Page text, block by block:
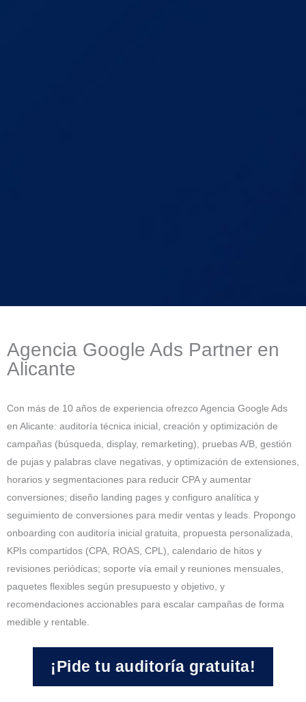
Agencia Google Ads Partner en
Alicante
Con más de 10 años de experiencia ofrezco Agencia Google Ads
en Alicante: auditoría técnica inicial, creación y optimización de
campañas (búsqueda, display, remarketing), pruebas A/B, gestión
de pujas y palabras clave negativas, y optimización de extensiones,
horarios y segmentaciones para reducir CPA y aumentar
conversiones; diseño landing pages y configuro analítica y
seguimiento de conversiones para medir ventas y leads. Propongo
onboarding con auditoría inicial gratuita, propuesta personalizada,
KPIs compartidos (CPA, ROAS, CPL), calendario de hitos y
revisiones periódicas; soporte vía email y reuniones mensuales,
paquetes flexibles según presupuesto y objetivo, y
recomendaciones accionables para escalar campañas de forma
medible y rentable.
¡Pide tu auditoría gratuita!